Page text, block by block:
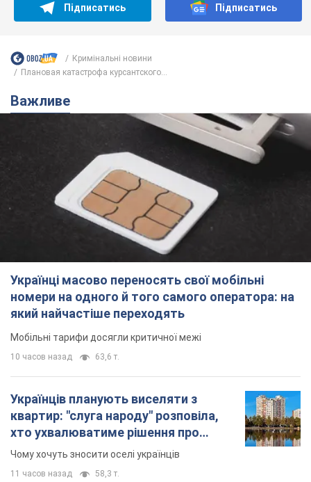
Підписатись Підписатись
Кримінальні новини
Плановая катастрофа курсантского...
Важливе
Українці масово переносять свої мобільні
номери на одного й того самого оператора: на
який найчастіше переходять
Мобільні тарифи досягли критичної межі
10 часов назад 63,6 т.
Українців планують виселяти з
квартир: "слуга народу" розповіла,
хто ухвалюватиме рішення про
знесення будинків
Чому хочуть зносити оселі українців
11 часов назад 58,3 т.